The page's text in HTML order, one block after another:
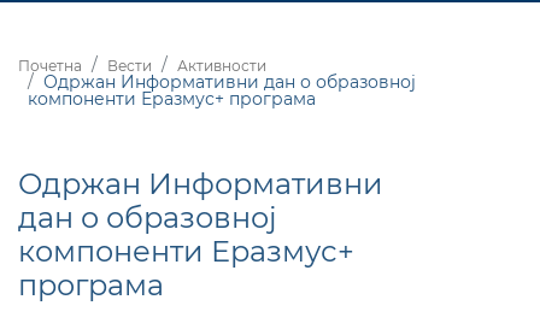
Почетна Вести Активности
Одржан Информативни дан о образовној
компоненти Еразмус+ програма
Одржан Информативни
дан о образовној
компоненти Еразмус+
програма